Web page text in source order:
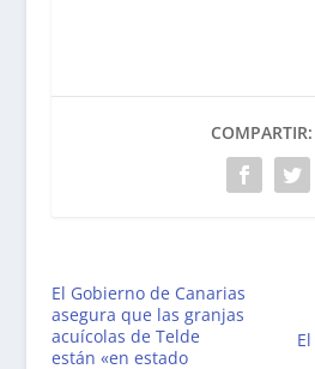
COMPARTIR:
El Gobierno de Canarias
asegura que las granjas
acuícolas de Telde
están «en estado